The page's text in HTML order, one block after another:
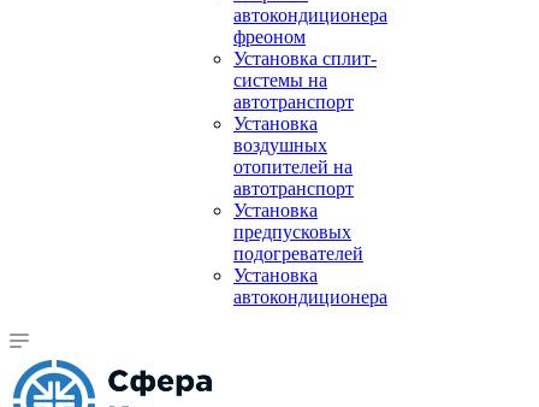
автокондиционера
фреоном
Установка сплит-
системы на
автотранспорт
Установка
воздушных
отопителей на
автотранспорт
Установка
предпусковых
подогревателей
Установка
автокондиционера